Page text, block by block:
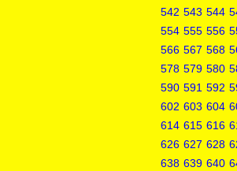
542 543 544
554 555 556
566 567 568
578 579 580
590 591 592
602 603 604
614 615 616
626 627 628
638 639 640